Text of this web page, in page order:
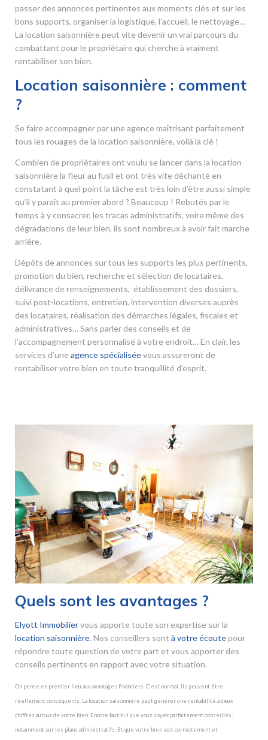
passer des annonces pertinentes aux moments clés et sur les
bons supports, organiser la logistique, l’accueil, le nettoyage…
La location saisonnière peut vite devenir un vrai parcours du
combattant pour le propriétaire qui cherche à vraiment
rentabiliser son bien.
Location saisonnière : comment
?
Se faire accompagner par une agence maîtrisant parfaitement
tous les rouages de la location saisonnière, voilà la clé !
Combien de propriétaires ont voulu se lancer dans la location
saisonnière la fleur au fusil et ont très vite déchanté en
constatant à quel point la tâche est très loin d’être aussi simple
qu’il y paraît au premier abord ? Beaucoup ! Rebutés par le
temps à y consacrer, les tracas administratifs, voire même des
dégradations de leur bien, ils sont nombreux à avoir fait marche
arrière.
Dépôts de annonces sur tous les supports les plus pertinents,
promotion du bien, recherche et sélection de locataires,
délivrance de renseignements, établissement des dossiers,
suivi post-locations, entretien, intervention diverses auprès
des locataires, réalisation des démarches légales, fiscales et
administratives… Sans parler des conseils et de
l’accompagnement personnalisé à votre endroit… En clair, les
services d’une agence spécialiséevous assureront de
rentabiliser votre bien en toute tranquillité d’esprit.
Quels sont les avantages ?
Elyott Immobiliervous apporte toute son expertise sur la
location saisonnière. Nos conseillers sont à votre écoutepour
répondre toute question de votre part et vous apporter des
conseils pertinents en rapport avec votre situation.
On pense en premier lieu aux avantages financiers. C’est normal. Ils peuvent être
réellement conséquents. La location saisonnière peut générer une rentabilité à deux
chiffres autour de votre bien. Encore faut-t-il que vous soyez parfaitement conseillés,
notamment sur les plans administratifs. Et que votre bien soit correctement et